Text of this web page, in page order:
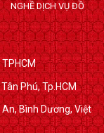
NGHỀ DỊCH VỤ ĐỒ
Phú, Tp.HCM
Bình Dương, Việt